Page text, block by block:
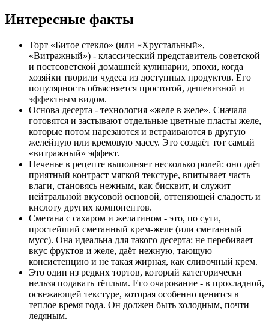
Интересные факты
Торт «Битое стекло» (или «Хрустальный»,
«Витражный») - классический представитель советской
и постсоветской домашней кулинарии, эпохи, когда
хозяйки творили чудеса из доступных продуктов. Его
популярность объясняется простотой, дешевизной и
эффектным видом.
Основа десерта - технология «желе в желе». Сначала
готовятся и застывают отдельные цветные пласты желе,
которые потом нарезаются и встраиваются в другую
желейную или кремовую массу. Это создаёт тот самый
«витражный» эффект.
Печенье в рецепте выполняет несколько ролей: оно даёт
приятный контраст мягкой текстуре, впитывает часть
влаги, становясь нежным, как бисквит, и служит
нейтральной вкусовой основой, оттеняющей сладость и
кислоту других компонентов.
Сметана с сахаром и желатином - это, по сути,
простейший сметанный крем-желе (или сметанный
мусс). Она идеальна для такого десерта: не перебивает
вкус фруктов и желе, даёт нежную, тающую
консистенцию и не такая жирная, как сливочный крем.
Это один из редких тортов, который категорически
нельзя подавать тёплым. Его очарование - в прохладной,
освежающей текстуре, которая особенно ценится в
теплое время года. Он должен быть холодным, почти
ледяным.